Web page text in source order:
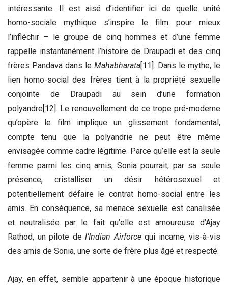
intéressante. Il est aisé d’identifier ici de quelle unité
homo-sociale mythique s’inspire le film pour mieux
l’infléchir – le groupe de cinq hommes et d’une femme
rappelle instantanément l’histoire de Draupadi et des cinq
frères Pandava dans le Mahabharata [11] . Dans le mythe, le
lien homo-social des frères tient à la propriété sexuelle
conjointe de Draupadi au sein d’une formation
polyandre [12] . Le renouvellement de ce trope pré-moderne
qu’opère le film implique un glissement fondamental,
compte tenu que la polyandrie ne peut être même
envisagée comme cadre légitime. Parce qu’elle est la seule
femme parmi les cinq amis, Sonia pourrait, par sa seule
présence, cristalliser un désir hétérosexuel et
potentiellement défaire le contrat homo-social entre les
amis. En conséquence, sa menace sexuelle est canalisée
et neutralisée par le fait qu’elle est amoureuse d’Ajay
Rathod, un pilote de l’Indian Airforce qui incarne, vis-à-vis
des amis de Sonia, une sorte de frère plus âgé et respecté.
Ajay, en effet, semble appartenir à une époque historique